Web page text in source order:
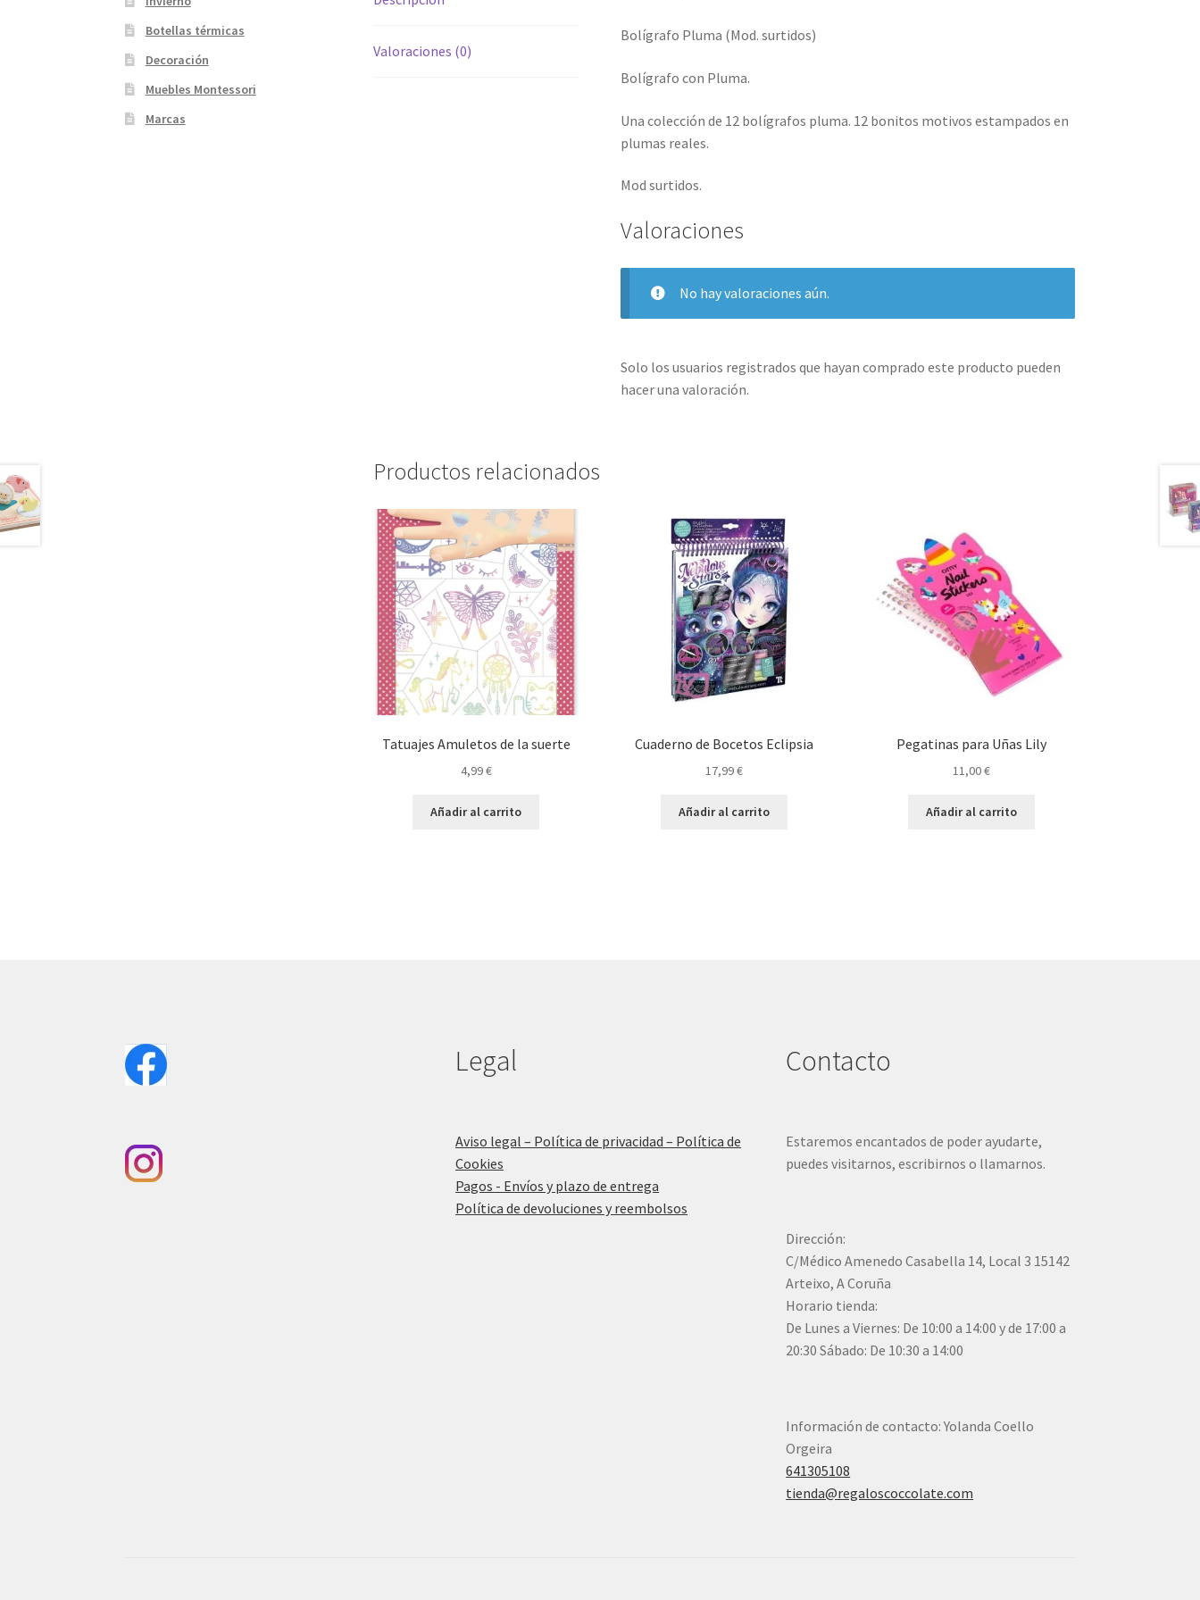
Valoraciones (0)
Bolígrafo Pluma (Mod. surtidos)
Bolígrafo con Pluma.
Una colección de 12 bolígrafos pluma. 12 bonitos motivos estampados en
plumas reales.
Mod surtidos.
Valoraciones
No hay valoraciones aún.
Solo los usuarios registrados que hayan comprado este producto pueden
hacer una valoración.
Productos relacionados
Tatuajes Amuletos de la suerte
4,99€
Añadir al carrito
Cuaderno de Bocetos Eclipsia
17,99€
Añadir al carrito
Pegatinas para Uñas Lily
11,00€
Añadir al carrito
Botellas térmicas
Decoración
Muebles Montessori
Marcas
Legal
Aviso legal – Política de privacidad – Política de
Cookies
Pagos - Envíos y plazo de entrega
Política de devoluciones y reembolsos
Contacto
Estaremos encantados de poder ayudarte,
puedes visitarnos, escribirnos o llamarnos.
Dirección:
C/Médico Amenedo Casabella 14, Local 3 15142
Arteixo, A Coruña
Horario tienda:
De Lunes a Viernes: De 10:00 a 14:00 y de 17:00 a
20:30 Sábado: De 10:30 a 14:00
Información de contacto: Yolanda Coello
Orgeira
641305108
tienda@regaloscoccolate.com